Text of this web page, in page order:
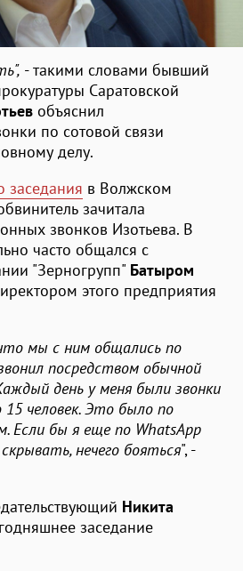
- такими словами бывший
Саратовской
объяснил
по сотовой связи
делу.
заседания в Волжском
зачитала
звонков Изотьева. В
часто общался с
"Зерногрупп" Батыром
этого предприятия
мы с ним общались по
посредством обычной
день у меня были звонки
человек. Это было по
Если бы я еще по WhatsApp
нечего бояться", -
Никита
заседание